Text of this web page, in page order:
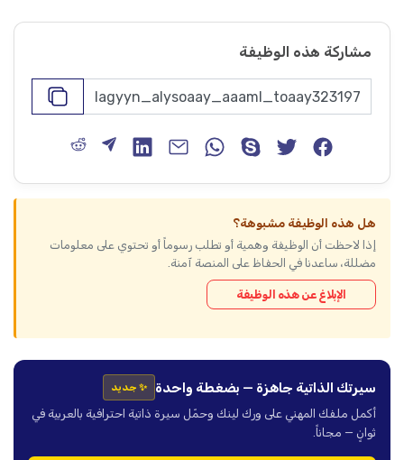
مشاركة هذه الوظيفة
هل هذه الوظيفة مشبوهة؟
إذا لاحظت أن الوظيفة وهمية أو تطلب رسوماً أو تحتوي على معلومات
مضللة، ساعدنا في الحفاظ على المنصة آمنة.
الإبلاغ عن هذه الوظيفة
سيرتك الذاتية جاهزة — بضغطة واحدة ✨ جديد
أكمل ملفك المهني على ورك لينك وحمّل سيرة ذاتية احترافية بالعربية في
ثوانٍ — مجاناً.